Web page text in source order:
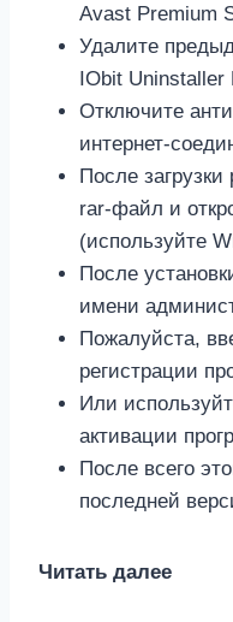
Avast Premium
Удалите
IObit Uninstaller
Отключите
интернет-
После
rar-файл и
(используйте
После
имени
Пожалуйста,
регистрации
Или
активации
После всего
последней
Читать далее